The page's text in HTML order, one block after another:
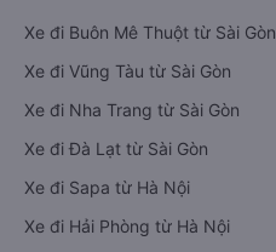
Xe đi Buôn Mê Thuột từ Sài Gòn
Xe đi Vũng Tàu từ Sài Gòn
Xe đi Nha Trang từ Sài Gòn
Xe đi Đà Lạt từ Sài Gòn
Xe đi Sapa từ Hà Nội
Xe đi Hải Phòng từ Hà Nội